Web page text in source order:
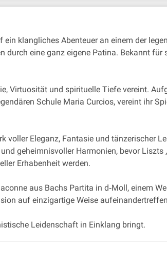
klangliches Abenteuer an einem der
eine ganz eigene Patina. Bekannt für
Virtuosität und spirituelle Tiefe vereint.
Schule Maria Curcios, vereint ihr
voller Eleganz, Fantasie und tänzerischer
geheimnisvoller Harmonien, bevor Liszts
Erhabenheit werden.
aus Bachs Partita in d‐Moll, einem
auf einzigartige Weise
Leidenschaft in Einklang bringt.